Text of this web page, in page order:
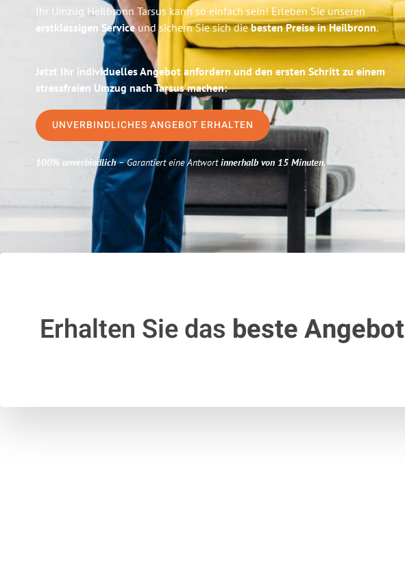
Ihr Umzug Heilbronn Tarsus kann so einfach sein! Erleben Sie unseren
erstklassigen Serviceund sichern Sie sich diebesten Preise in Heilbronn.
Jetzt Ihr individuelles Angebot anfordern und den ersten Schritt zu einem
stressfreien Umzug nach Tarsus machen:
UNVERBINDLICHES ANGEBOT ERHALTEN
100% unverbindlich– Garantiert eine Antwortinnerhalb von 15 Minuten.
Erhalten Sie das beste Angebot